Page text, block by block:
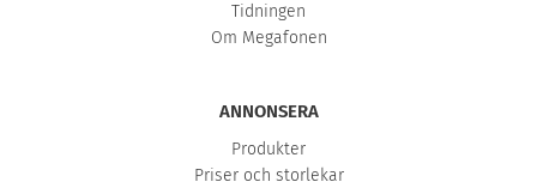
Tidningen
Om Megafonen
ANNONSERA
Produkter
Priser och storlekar